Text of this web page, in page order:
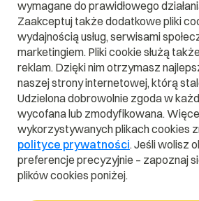
Słownik IT - litera E
Zobacz nasze hasła w słowniku IT na
wymagane do prawidłowego
Zaakceptuj także dodatkowe pliki
wydajnością usług, serwisami
marketingiem. Pliki cookie służą
reklam. Dzięki nim otrzymasz
naszej strony internetowej, którą
Udzielona dobrowolnie zgoda w
wycofana lub zmodyfikowana.
wykorzystywanych plikach cookies
polityce prywatności. Jeśli wolisz
preferencje precyzyjnie – zapoznaj
plików cookies poniżej.